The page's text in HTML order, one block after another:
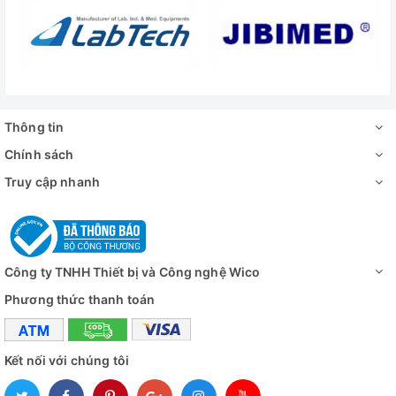
Có cổng kết nối HDMI kết nối trực tiếp với màn hình ti vi,
Đánh giá
Thông tin
Chính sách
Truy cập nhanh
Công ty TNHH Thiết bị và Công nghệ Wico
Phương thức thanh toán
Kết nối với chúng tôi